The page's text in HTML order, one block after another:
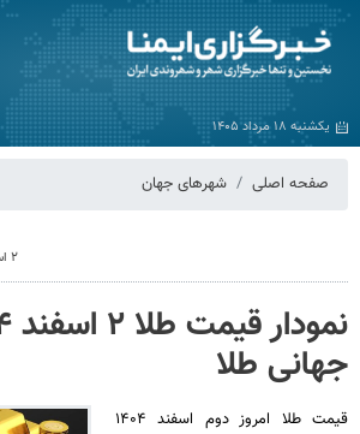
یکشنبه ۱۸ مرداد ۱۴۰۵
صفحه اصلی شهرهای جهان
۲ اسفند ۱۴۰۴ - ۱۳:۱۰
جهانی طلا
قیمت طلا امروز دوم اسفند ۱۴۰۴